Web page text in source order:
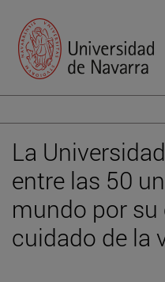
La
entre las 50
mundo por
cuidado de la